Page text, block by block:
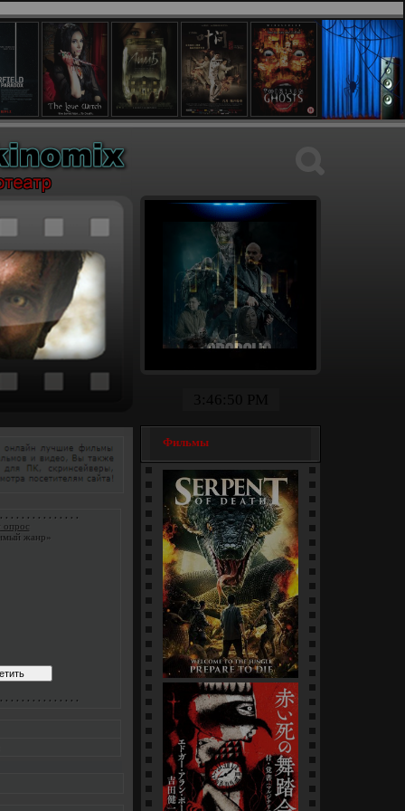
. . . . . . . . . . . . . .
жанр»
. . . . . . . . . . . . . .
Фильмы
Змеи / Da she (1-4 серии)
[многосерийный]